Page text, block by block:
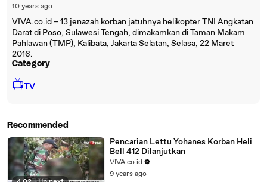
10 years ago
VIVA.co.id – 13 jenazah korban jatuhnya helikopter TNI Angkatan
Darat di Poso, Sulawesi Tengah, dimakamkan di Taman Makam
Pahlawan (TMP), Kalibata, Jakarta Selatan, Selasa, 22 Maret
2016.
Category
📺TV
Recommended
Pencarian Lettu Yohanes Korban Heli
Bell 412 Dilanjutkan
VIVA.co.id
9 years ago